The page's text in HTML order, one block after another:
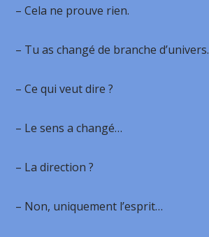
– Cela ne prouve rien.
– Tu as changé de branche d’univers.
– Ce qui veut dire ?
– Le sens a changé…
– La direction ?
– Non, uniquement l’esprit…